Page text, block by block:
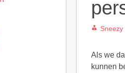
Sneezy
Als we
kunnen